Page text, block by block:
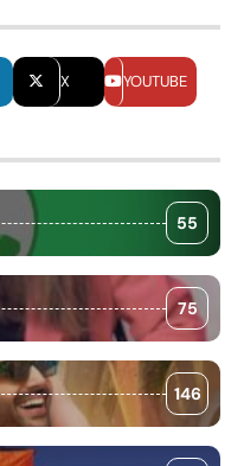
X YOUTUBE
55
75
146